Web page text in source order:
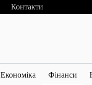
Контакти
Економіка Фінанси